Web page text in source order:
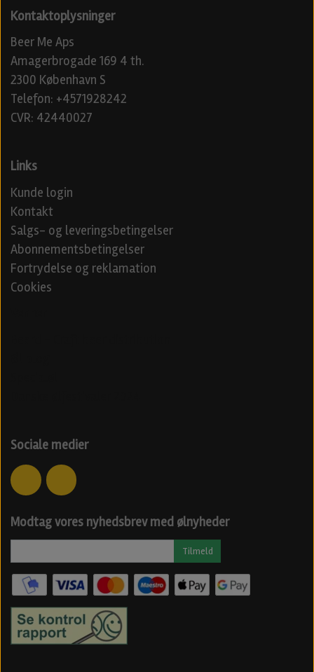
Kontaktoplysninger
Beer Me Aps
Amagerbrogade 169 4 th.
2300 København S
Telefon: +4571928242
CVR: 42440027
Links
Kunde login
Kontakt
Salgs- og leveringsbetingelser
Abonnementsbetingelser
Fortrydelse og reklamation
Cookies
Sociale medier
Modtag vores nyhedsbrev med ølnyheder
Tilmeld